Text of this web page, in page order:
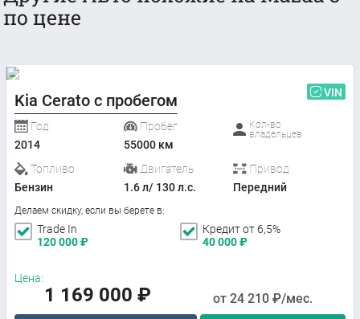
по цене
Kia Cerato с пробегом VIN
Год
2014
Пробег
55000 км
Кол-во
владельцев
Топливо
Бензин
Двигатель
1.6 л/ 130 л.с.
Привод
Передний
Делаем скидку, если вы берете в:
Trade In
120 000₽
Кредит от 6,5%
40 000₽
Цена:
1 169 000 ₽ от 24 210 ₽/мес.